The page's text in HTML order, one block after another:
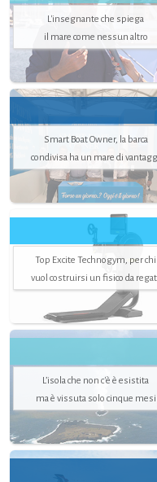
L'insegnante che spiega
il mare come nessun altro
Smart Boat Owner, la barca
condivisa ha un mare di
Top Excite Technogym, per chi
vuol costruirsi un fisico da
L’isola che non c'è è esistita
ma è vissuta solo cinque mesi